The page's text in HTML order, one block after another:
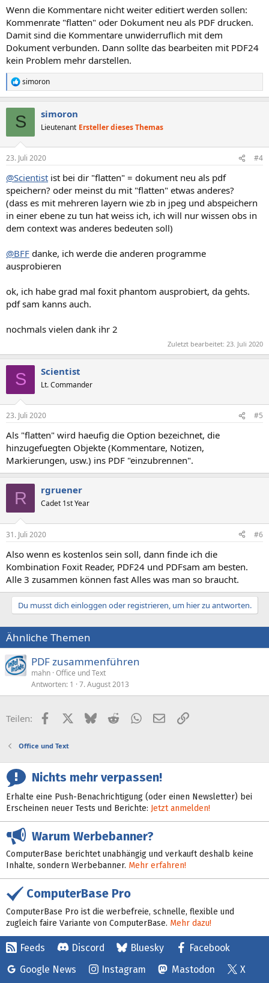
:
Wenn die Kommentare nicht weiter editiert werden sollen:
Kommenrate "flatten" oder Dokument neu als PDF drucken.
Damit sind die Kommentare unwiderruflich mit dem
Dokument verbunden. Dann sollte das bearbeiten mit PDF24
kein Problem mehr darstellen.
R
e
e
:
simoron
S simoron
Lieutenant Ersteller dieses Themas
23. Juli 2020 #4
@Scientist ist bei dir "flatten" = dokument neu als pdf
speichern? oder meinst du mit "flatten" etwas anderes?
(dass es mit mehreren layern wie zb in jpeg und abspeichern
in einer ebene zu tun hat weiss ich, ich will nur wissen obs in
dem context was anderes bedeuten soll)
@BFF danke, ich werde die anderen programme
ausprobieren
ok, ich habe grad mal foxit phantom ausprobiert, da gehts.
pdf sam kanns auch.
nochmals vielen dank ihr 2
Zuletzt bearbeitet: 23. Juli 2020
S Scientist
Lt. Commander
23. Juli 2020 #5
Als "flatten" wird haeufig die Option bezeichnet, die
hinzugefuegten Objekte (Kommentare, Notizen,
Markierungen, usw.) ins PDF "einzubrennen".
R rgruener
Cadet 1st Year
31. Juli 2020 #6
Also wenn es kostenlos sein soll, dann finde ich die
Kombination Foxit Reader, PDF24 und PDFsam am besten.
Alle 3 zusammen können fast Alles was man so braucht.
Du musst dich einloggen oder registrieren, um hier zu antworten.
Ähnliche Themen
PDF zusammenführen
mahn Office und Text
Antworten 1 7. August 2013
Teilen: FacebookX (Twitter)
BlueskyRedditWhatsApp
E-MailLink
Office und Text
Nichts mehr verpassen!
Erhalte eine Push-Benachrichtigung (oder einen Newsletter) bei
Erscheinen neuer Tests und Berichte: Jetzt anmelden!
Warum Werbebanner?
ComputerBase berichtet unabhängig und verkauft deshalb keine
Inhalte, sondern Werbebanner. Mehr erfahren!
ComputerBase Pro
ComputerBase Pro ist die werbefreie, schnelle, flexible und
zugleich faire Variante von ComputerBase. Mehr dazu!
Feeds Discord Bluesky
Facebook
Google News
Instagram Mastodon X